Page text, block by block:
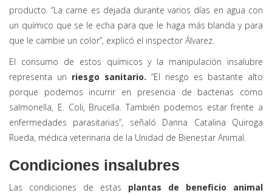
producto. “La carne es dejada durante varios días en agua con
un químico que se le echa para que le haga más blanda y para
que le cambie un color”, explicó el inspector Álvarez.
El consumo de estos químicos y la manipulación insalubre
representa un riesgo sanitario. “El riesgo es bastante alto
porque podemos incurrir en presencia de bacterias como
salmonella, E. Coli, Brucella. También podemos estar frente a
enfermedades parasitarias”, señaló Danna Catalina Quiroga
Rueda, médica veterinaria de la Unidad de Bienestar Animal.
Condiciones insalubres
Las condiciones de estas plantas de beneficio animal